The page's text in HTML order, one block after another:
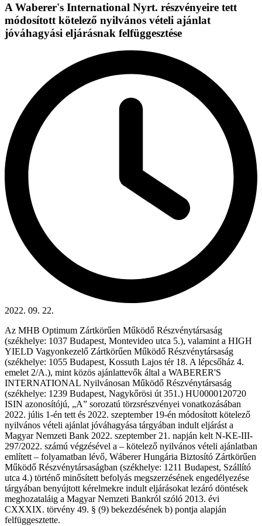
A Waberer's International Nyrt. részvényeire tett
módosított kötelező nyilvános vételi ajánlat
jóváhagyási eljárásnak felfüggesztése
2022. 09. 22.
Az MHB Optimum Zártkörűen Működő Részvénytársaság
(székhelye: 1037 Budapest, Montevideo utca 5.), valamint a HIGH
YIELD Vagyonkezelő Zártkörűen Működő Részvénytársaság
(székhelye: 1055 Budapest, Kossuth Lajos tér 18. A lépcsőház 4.
emelet 2/A.), mint közös ajánlattevők által a WABERER'S
INTERNATIONAL Nyilvánosan Működő Részvénytársaság
(székhelye: 1239 Budapest, Nagykőrösi út 351.) HU0000120720
ISIN azonosítójú, „A” sorozatú törzsrészvényei vonatkozásában
2022. júlis 1-én tett és 2022. szeptember 19-én módosított kötelező
nyilvános vételi ajánlat jóváhagyása tárgyában indult eljárást a
Magyar Nemzeti Bank 2022. szeptember 21. napján kelt N-KE-III-
297/2022. számú végzésével a – kötelező nyilvános vételi ajánlatban
említett – folyamatban lévő, Wáberer Hungária Biztosító Zártkörűen
Működő Részvénytársaságban (székhelye: 1211 Budapest, Szállító
utca 4.) történő minősített befolyás megszerzésének engedélyezése
tárgyában benyújtott kérelmekre indult eljárásokat lezáró döntések
meghozataláig a Magyar Nemzeti Bankról szóló 2013. évi
CXXXIX. törvény 49. § (9) bekezdésének b) pontja alapján
felfüggesztette.